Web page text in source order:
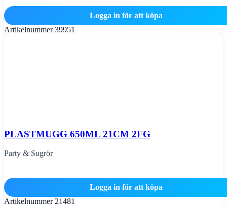
Logga in för att köpa
Artikelnummer39951
PLASTMUGG 650ML 21CM 2FG
Party & Sugrör
Logga in för att köpa
Artikelnummer 21481